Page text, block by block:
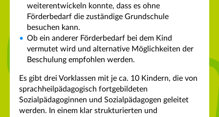
weiterentwickeln konnte, dass es ohne
Förderbedarf die zuständige Grundschule
besuchen kann.
Ob ein anderer Förderbedarf bei dem Kind
vermutet wird und alternative Möglichkeiten der
Beschulung empfohlen werden.
Es gibt drei Vorklassen mit je ca. 10 Kindern, die von
sprachheilpädagogisch fortgebildeten
Sozialpädagoginnen und Sozialpädagogen geleitet
werden. In einem klar strukturierten und